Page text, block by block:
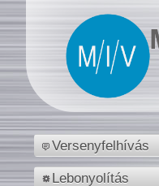
Versenyfelhívás
Lebonyolítás